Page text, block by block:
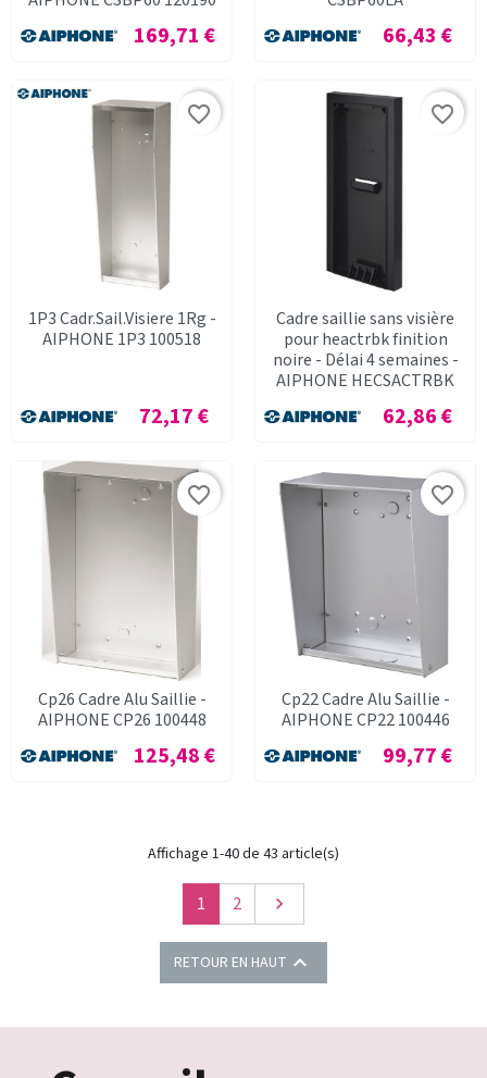
Prix
169,71 €
Prix
66,43 €
1P3 Cadr.Sail.Visiere 1Rg -
AIPHONE 1P3 100518
Prix
72,17 €
favorite_border
Cadre saillie sans visière
pour heactrbk finition
noire - Délai 4 semaines -
AIPHONE HECSACTRBK
Prix
62,86 €
favorite_border
Cp26 Cadre Alu Saillie -
AIPHONE CP26 100448
Prix
125,48 €
favorite_border
Cp22 Cadre Alu Saillie -
AIPHONE CP22 100446
Prix
99,77 €
favorite_border
Affichage 1-40 de 43 article(s)
1 2 Suivant

RETOUR EN HAUT 